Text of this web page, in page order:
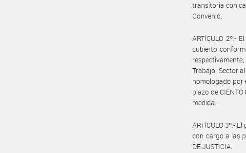
transitoria con
Convenio.
ARTÍCULO 2º.-
cubierto
Trabajo
homologado por
plazo de
medida.
ARTÍCULO 3º.-
con cargo a las
DE JUSTICIA.